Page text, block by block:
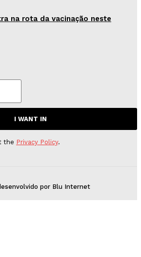
na rota da vacinação neste
I WANT IN
the Privacy Policy.
por Blu Internet